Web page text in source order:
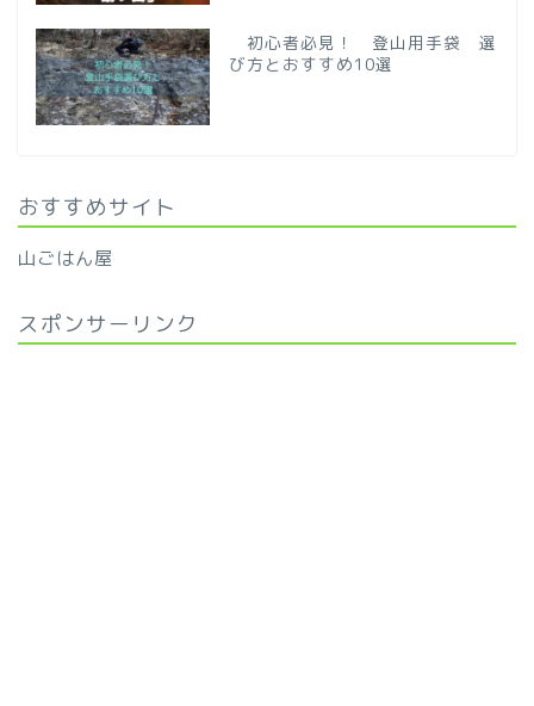
初心者必見！ 登山用手袋 選
び方とおすすめ10選
おすすめサイト
山ごはん屋
スポンサーリンク